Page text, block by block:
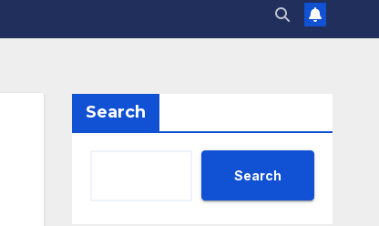
Search
Search